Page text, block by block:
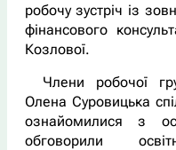
робочу зустріч із
фінансового
Козлової.
Члени робочої
Олена Суровицька
ознайомилися з
обговорили